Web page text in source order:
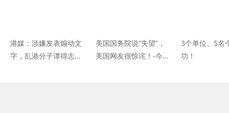
港媒：涉嫌发表煽动文
字，乱港分子谭得志被
美国国务院说“失望”，
美国网友很惊诧！-今日
3个单位、5名
功！